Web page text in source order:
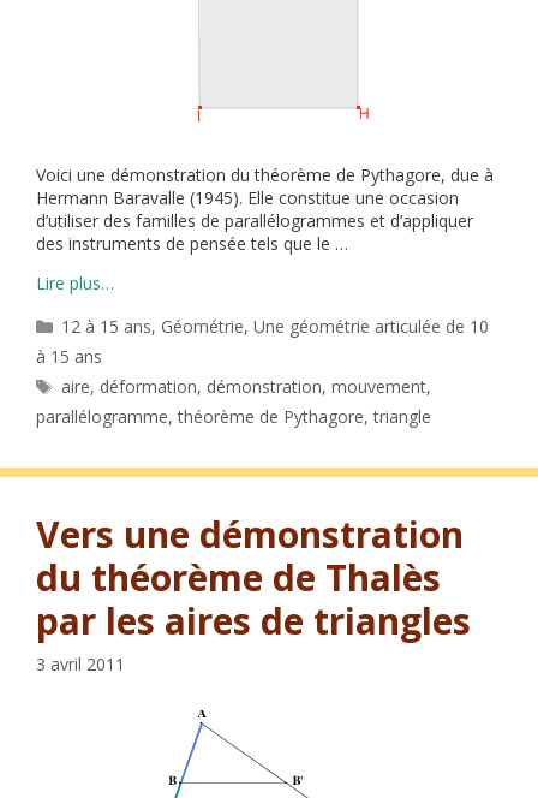
Voici une démonstration du théorème de Pythagore, due à
Hermann Baravalle (1945). Elle constitue une occasion
d’utiliser des familles de parallélogrammes et d’appliquer
des instruments de pensée tels que le …
Lire plus…
Catégories
12 à 15 ans, Géométrie,Une géométrie articulée de 10
à 15 ans
Étiquettes
aire, déformation, démonstration,mouvement,
parallélogramme,théorème de Pythagore,triangle
Vers une démonstration
du théorème de Thalès
par les aires de triangles
3 avril 2011